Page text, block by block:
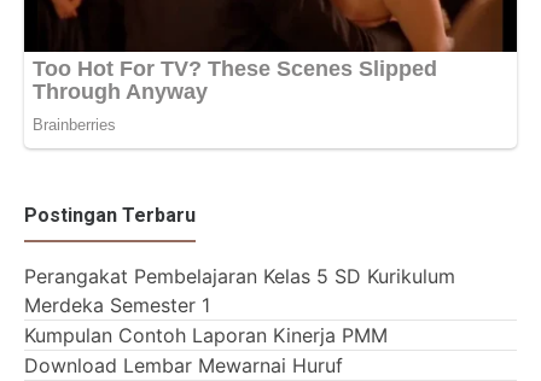
Postingan Terbaru
Perangakat Pembelajaran Kelas 5 SD Kurikulum
Merdeka Semester 1
Kumpulan Contoh Laporan Kinerja PMM
Download Lembar Mewarnai Huruf